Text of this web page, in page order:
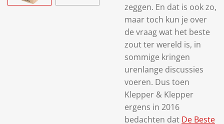
zeggen. En dat is ook zo,
maar toch kun je over
de vraag wat het beste
zout ter wereld is, in
sommige kringen
urenlange discussies
voeren. Dus toen
Klepper & Klepper
ergens in 2016
bedachten dat De Beste